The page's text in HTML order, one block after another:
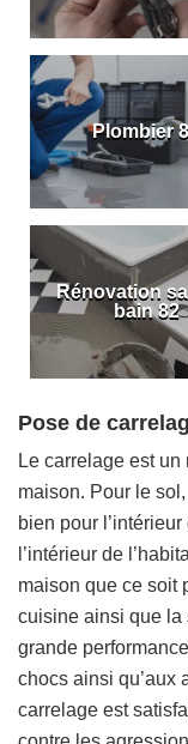
Plombier
Rénovation
bain 82
Pose de
Le carrelage est
maison. Pour le
bien pour
l’intérieur de
maison que ce soit
cuisine ainsi que la
grande
chocs ainsi qu’aux
carrelage est